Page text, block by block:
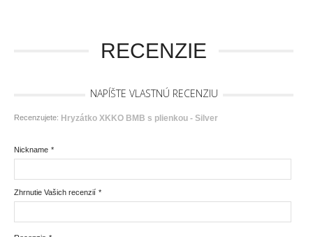
RECENZIE
NAPÍŠTE VLASTNÚ RECENZIU
Recenzujete: Hryzátko XKKO BMB s plienkou - Silver
*
Nickname
*
Zhrnutie Vašich recenzií